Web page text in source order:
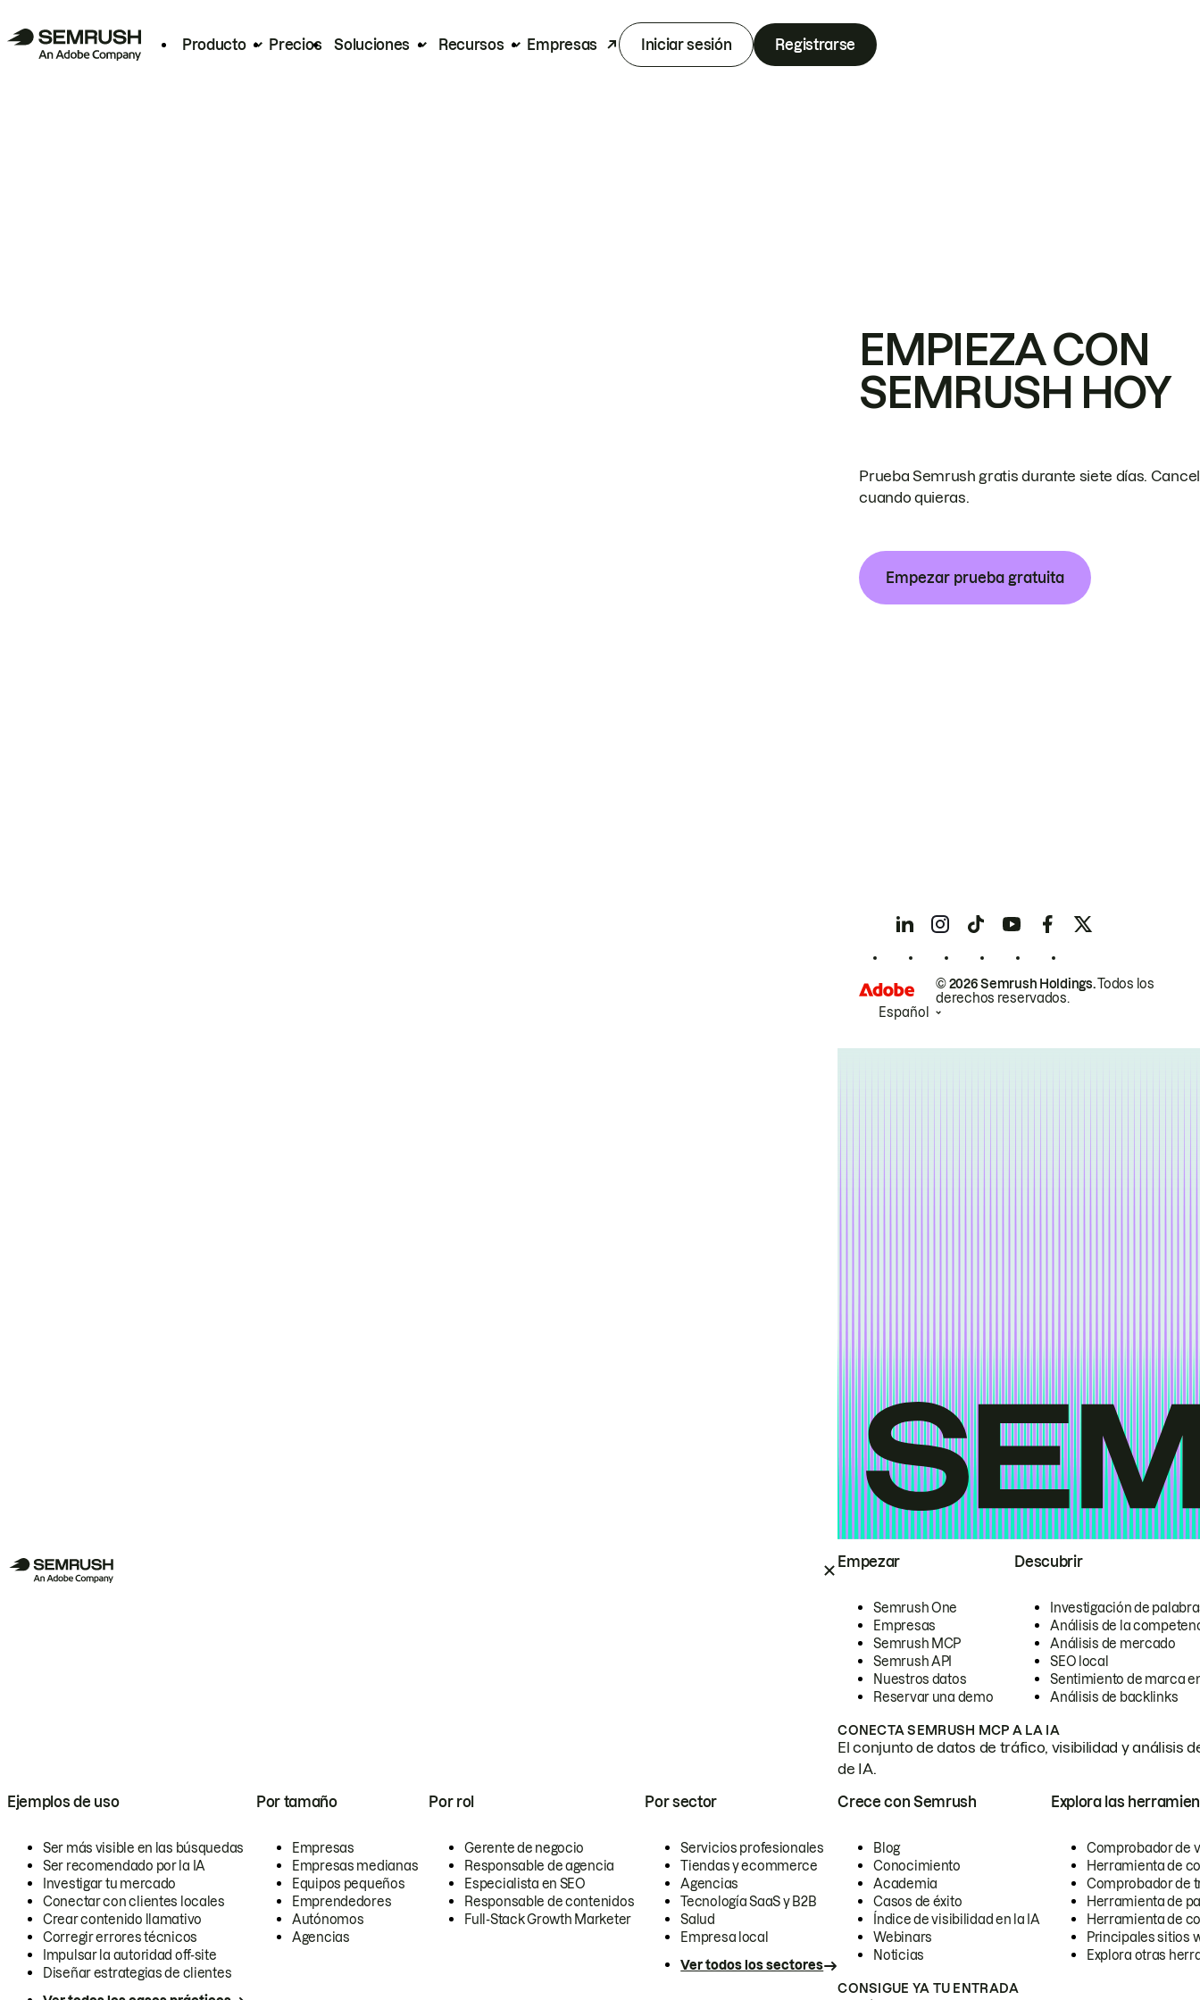
Producto Precios Soluciones Recursos Empresas Iniciar sesión Registrarse
Empezar
Semrush One
Empresas
Semrush MCP
Semrush API
Nuestros datos
Reservar una demo
Descubrir
Investigación de
Análisis de la
Análisis de mercado
SEO local
Sentimiento de marca
Análisis de backlinks
CONECTA SEMRUSH MCP A LA IA
El conjunto de datos de tráfico, visibilidad y análisis
de IA.
Ejemplos de uso
Ser más visible en las búsquedas
Ser recomendado por la IA
Investigar tu mercado
Conectar con clientes locales
Crear contenido llamativo
Corregir errores técnicos
Impulsar la autoridad off-site
Diseñar estrategias de clientes
Por tamaño
Empresas
Empresas medianas
Equipos pequeños
Emprendedores
Autónomos
Agencias
Por rol
Gerente de negocio
Responsable de agencia
Especialista en SEO
Responsable de contenidos
Full-Stack Growth Marketer
Por sector
Servicios profesionales
Tiendas y ecommerce
Agencias
Tecnología SaaS y B2B
Salud
Empresa local
Ver todos los sectores
Crece con Semrush
Blog
Conocimiento
Academia
Casos de éxito
Índice de visibilidad en la IA
Webinars
Noticias
Explora las
Comprobador de
Herramienta de
Comprobador de
Herramienta de
Herramienta de
Principales sitios
Explora otras
CONSIGUE YA TU ENTRADA
EMPIEZA CON
SEMRUSH HOY
Prueba Semrush gratis durante siete días.
cuando quieras.
Empezar prueba gratuita
© 2026 Semrush Holdings.Todos los
derechos reservados.
Español